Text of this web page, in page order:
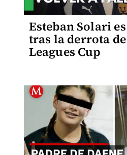
Esteban Solari
tras la derrota
Leagues Cup